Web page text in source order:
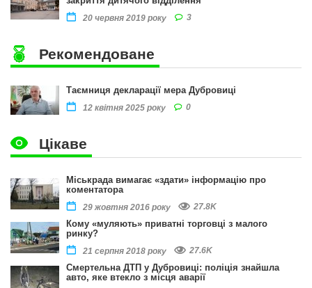
20 червня 2019 року 3
Рекомендоване
Таємниця декларації мера Дубровиці
12 квітня 2025 року 0
Цікаве
Міськрада вимагає «здати» інформацію про
коментатора
29 жовтня 2016 року 27.8K
Кому «муляють» приватні торговці з малого
ринку?
21 серпня 2018 року 27.6K
Смертельна ДТП у Дубровиці: поліція знайшла
авто, яке втекло з місця аварії